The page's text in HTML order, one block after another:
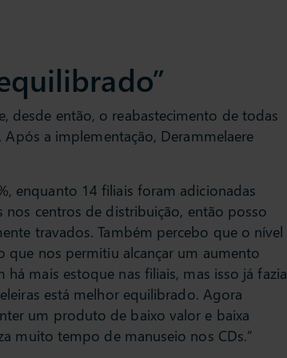
desde então, o reabastecimento de todas
a implementação, Derammelaere
enquanto 14 filiais foram adicionadas
centros de distribuição, então posso
travados. Também percebo que o nível
que nos permitiu alcançar um aumento
mais estoque nas filiais, mas isso já fazia
está melhor equilibrado. Agora
um produto de baixo valor e baixa
muito tempo de manuseio nos CDs.”